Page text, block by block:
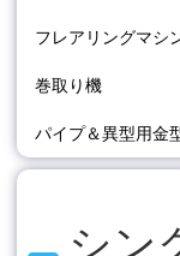
フレアリングマシ
巻取り機
パイプ＆異型用金
シン